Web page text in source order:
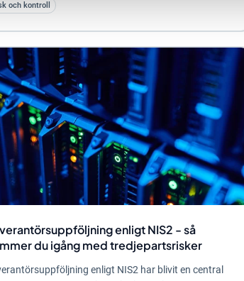
och kontroll
enligt NIS2 - så
du igång med tredjepartsrisker
enligt NIS2 har blivit en central